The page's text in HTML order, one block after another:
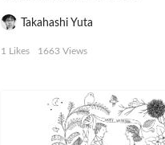
Takahashi Yuta
1 Likes 1663 Views